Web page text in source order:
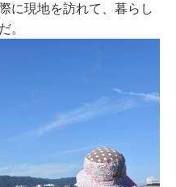
に現地を訪れて、暮らし
。